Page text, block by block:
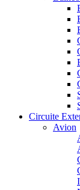
Circuite
Avion